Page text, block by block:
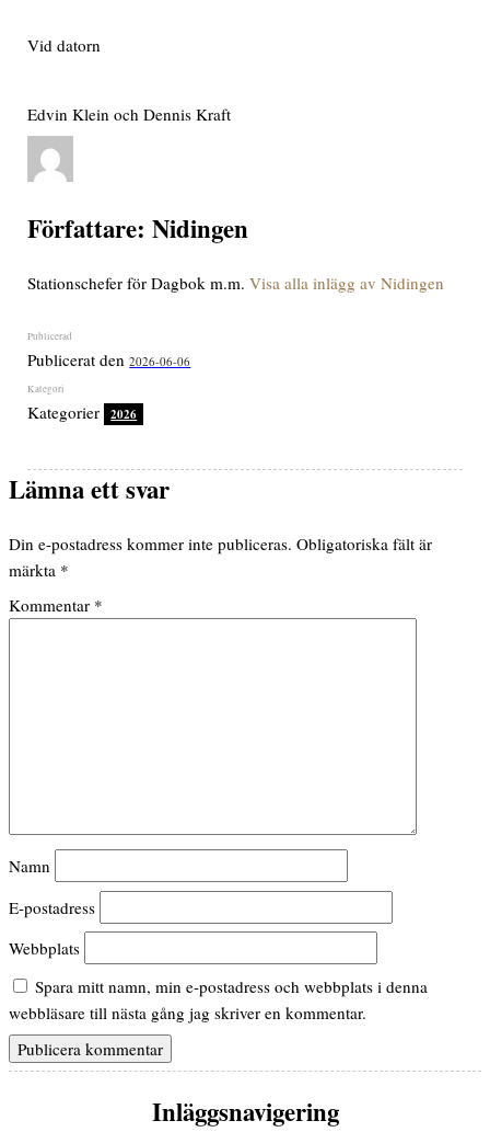
Vid datorn
Edvin Klein och Dennis Kraft
Författare: Nidingen
Stationschefer för Dagbok m.m.Visa alla inlägg av Nidingen
Publicerat den2026-06-06
Kategorier 2026
Lämna ett svar
Din e-postadress kommer inte publiceras. Obligatoriska fält är
märkta *
Kommentar *
Namn
E-postadress
Webbplats
Spara mitt namn, min e-postadress och webbplats i denna
webbläsare till nästa gång jag skriver en kommentar.
Inläggsnavigering